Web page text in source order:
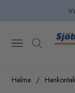
Navigation
Helma /